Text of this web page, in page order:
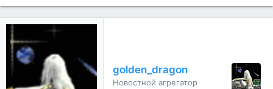
а
г
д
а
р
golden_dragon
Новостной агрегатор